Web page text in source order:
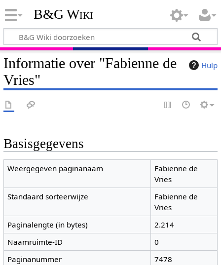
B&G Wiki
Hulp
Informatie over "Fabienne de
Vries"
Basisgegevens
Weergegeven paginanaam
Fabienne de
Vries
Standaard sorteerwijze
Fabienne de
Vries
Paginalengte (in bytes)
2.214
Naamruimte-ID
0
Paginanummer
7478